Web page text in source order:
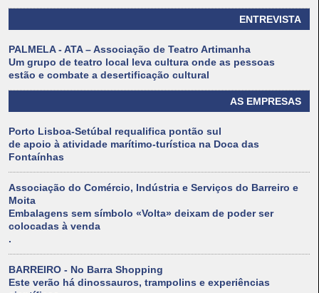
ENTREVISTA
PALMELA - ATA – Associação de Teatro Artimanha
Um grupo de teatro local leva cultura onde as pessoas
estão e combate a desertificação cultural
AS EMPRESAS
Porto Lisboa-Setúbal requalifica pontão sul
de apoio à atividade marítimo-turística na Doca das
Fontaínhas
Associação do Comércio, Indústria e Serviços do Barreiro e
Moita
Embalagens sem símbolo «Volta» deixam de poder ser
colocadas à venda
.
BARREIRO - No Barra Shopping
Este verão há dinossauros, trampolins e experiências